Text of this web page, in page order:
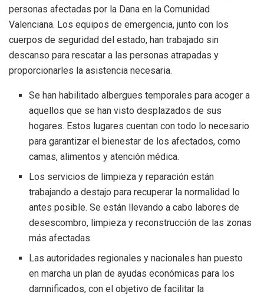
personas afectadas por la Dana en la Comunidad
Valenciana. Los equipos de emergencia, junto con los
cuerpos de seguridad del estado, han trabajado sin
descanso para rescatar a las personas atrapadas y
proporcionarles la asistencia necesaria.
Se han habilitado albergues temporales para acoger a
aquellos que se han visto desplazados de sus
hogares. Estos lugares cuentan con todo lo necesario
para garantizar el bienestar de los afectados, como
camas, alimentos y atención médica.
Los servicios de limpieza y reparación están
trabajando a destajo para recuperar la normalidad lo
antes posible. Se están llevando a cabo labores de
desescombro, limpieza y reconstrucción de las zonas
más afectadas.
Las autoridades regionales y nacionales han puesto
en marcha un plan de ayudas económicas para los
damnificados, con el objetivo de facilitar la